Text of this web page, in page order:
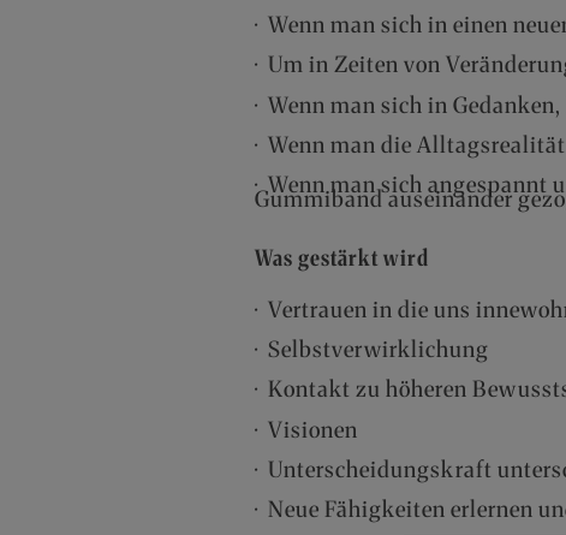
· Wenn man sich in einen
· Um in Zeiten von
· Wenn man sich in
· Wenn man die
· Wenn man sich angespannt
Gummiband auseinander
Was gestärkt wird
· Vertrauen in die uns
· Selbstverwirklichung
· Kontakt zu höheren
· Visionen
· Unterscheidungskraft
· Neue Fähigkeiten erlernen